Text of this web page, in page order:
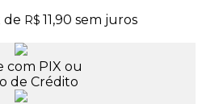
de R$ 11,90 sem juros
com PIX ou
de Crédito